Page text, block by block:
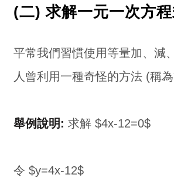
(二) 求解一元一次方
平常我們習慣使用等量加、減
人曾利用一種奇怪的方法 (稱
舉例說明: 求解 $4x-12=0$
令 $y=4x-12$